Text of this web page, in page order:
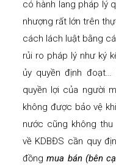
có hành lang pháp lý
nhượng rất lớn trên
cách lách luật bằng
rủi ro pháp lý như ký
ủy quyền định
quyền lợi của người
không được bảo vệ
nước cũng không
về KDBĐS cần quy
đồngmua bán (bên